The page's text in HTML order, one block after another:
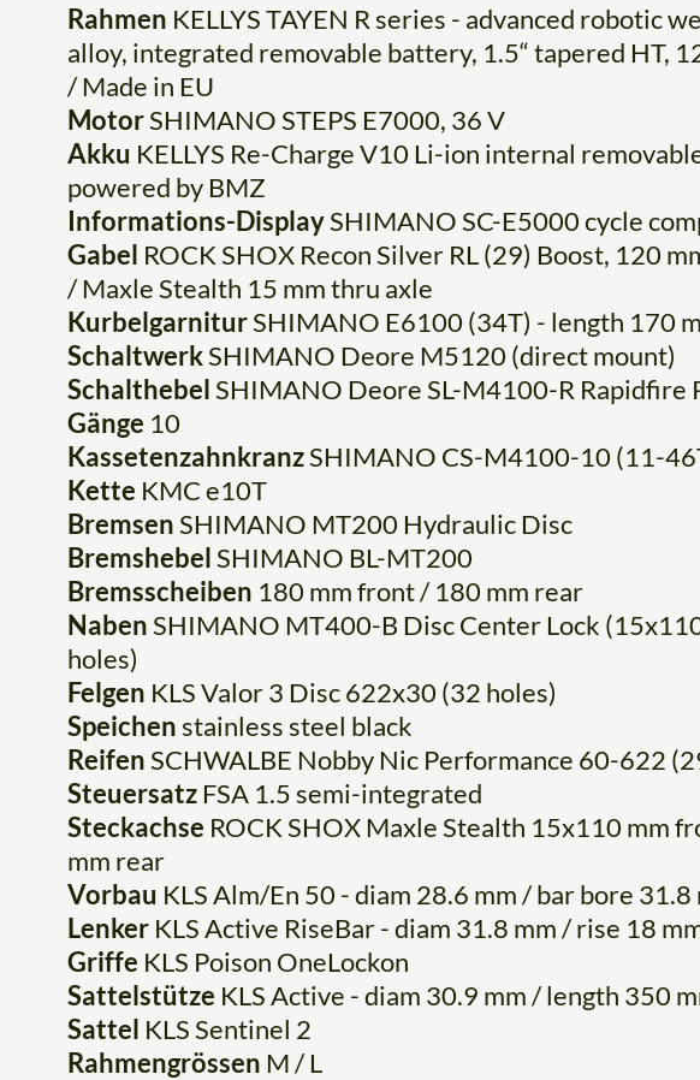
Rahmen KELLYS TAYEN R series - advanced robotic
alloy, integrated removable battery, 1.5“ tapered HT,
/ Made in EU
MotorSHIMANO STEPS E7000, 36 V
Akku KELLYS Re-Charge V10 Li-ion internal
powered by BMZ
Informations-DisplaySHIMANO SC-E5000 cycle
Gabel ROCK SHOX Recon Silver RL (29) Boost, 120
/ Maxle Stealth 15 mm thru axle
KurbelgarniturSHIMANO E6100 (34T) - length 170
SchaltwerkSHIMANO Deore M5120 (direct mount)
SchalthebelSHIMANO Deore SL-M4100-R Rapidfire
Gänge 10
KassetenzahnkranzSHIMANO CS-M4100-10 (11-
Kette KMC e10T
BremsenSHIMANO MT200 Hydraulic Disc
BremshebelSHIMANO BL-MT200
Bremsscheiben 180 mm front / 180 mm rear
NabenSHIMANO MT400-B Disc Center Lock
holes)
Felgen KLS Valor 3 Disc 622x30 (32 holes)
Speichenstainless steel black
ReifenSCHWALBE Nobby Nic Performance 60-622
Steuersatz FSA 1.5 semi-integrated
Steckachse ROCK SHOX Maxle Stealth 15x110 mm
mm rear
Vorbau KLS Alm/En 50 - diam 28.6 mm / bar bore
Lenker KLS Active RiseBar - diam 31.8 mm / rise 18
Griffe KLS Poison OneLockon
Sattelstütze KLS Active - diam 30.9 mm / length 350
Sattel KLS Sentinel 2
Rahmengrössen M / L